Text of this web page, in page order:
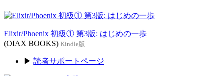
Elixir/Phoenix 初級① 第3版: はじめの一歩
(OIAX BOOKS) Kindle版
▶ 読者サポートページ